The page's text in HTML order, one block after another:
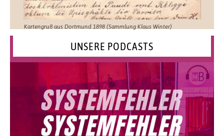
Kartengruß aus Dortmund 1898 (Sammlung Klaus Winter)
UNSERE PODCASTS